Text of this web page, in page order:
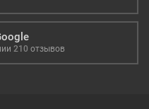
210 отзывов